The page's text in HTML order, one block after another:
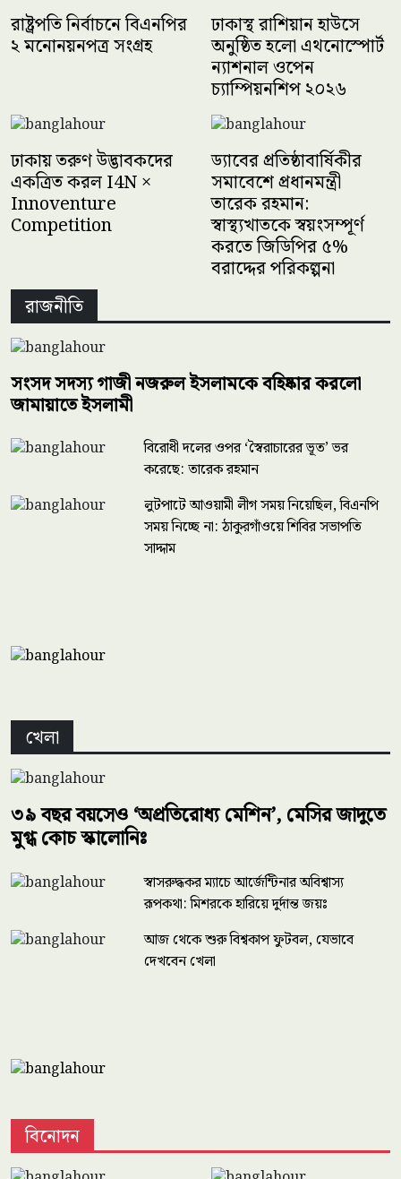
রাষ্ট্রপতি নির্বাচনে বিএনপির
২ মনোনয়নপত্র সংগ্রহ
ঢাকাস্থ রাশিয়ান হাউসে
অনুষ্ঠিত হলো এথনোস্পোর্ট
ন্যাশনাল ওপেন
চ্যাম্পিয়নশিপ ২০২৬
ঢাকায় তরুণ উদ্ভাবকদের
একত্রিত করল I4N ×
Innoventure
Competition
ড্যাবের প্রতিষ্ঠাবার্ষিকীর
সমাবেশে প্রধানমন্ত্রী
তারেক রহমান:
স্বাস্থ্যখাতকে স্বয়ংসম্পূর্ণ
করতে জিডিপির ৫%
বরাদ্দের পরিকল্পনা
রাজনীতি
সংসদ সদস্য গাজী নজরুল ইসলামকে বহিষ্কার করলো
জামায়াতে ইসলামী
বিরোধী দলের ওপর ‘স্বৈরাচারের ভূত’ ভর
করেছে: তারেক রহমান
লুটপাটে আওয়ামী লীগ সময় নিয়েছিল, বিএনপি
সময় নিচ্ছে না: ঠাকুরগাঁওয়ে শিবির সভাপতি
সাদ্দাম
খেলা
৩৯ বছর বয়সেও ‘অপ্রতিরোধ্য মেশিন’, মেসির জাদুতে
মুগ্ধ কোচ স্কালোনিঃ
স্বাসরুদ্ধকর ম্যাচে আর্জেন্টিনার অবিশ্বাস্য
রূপকথা: মিশরকে হারিয়ে দুর্দান্ত জয়ঃ
আজ থেকে শুরু বিশ্বকাপ ফুটবল, যেভাবে
দেখবেন খেলা
বিনোদন